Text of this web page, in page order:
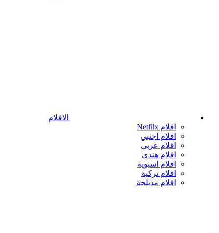
الافلام
افلام Netfilx
افلام اجنبي
افلام عربي
افلام هندى
افلام اسيوية
افلام تركية
افلام مدبلجة